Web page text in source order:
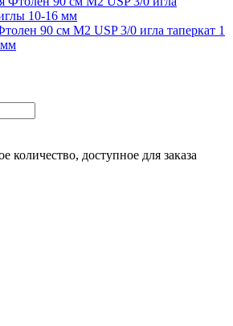
90 см М2 USP 3/0 игла таперкат 1
мм
количество, доступное для заказа